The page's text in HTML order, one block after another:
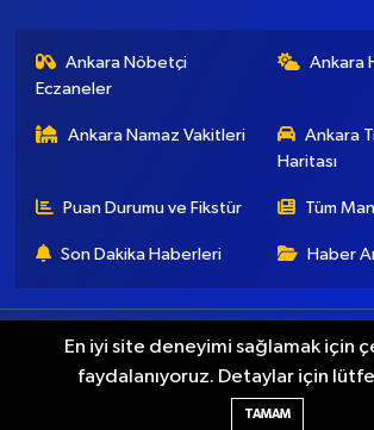
Ankara Nöbetçi
Eczaneler
Ankara
Ankara Namaz Vakitleri
Ankara
Haritası
Puan Durumu ve Fikstür Tüm
Son Dakika Haberleri Haber
Künye İletişim Gizlilik
Haber Yazılımı:
En iyi site deneyimi sağlamak için
faydalanıyoruz. Detaylar için
TAMAM